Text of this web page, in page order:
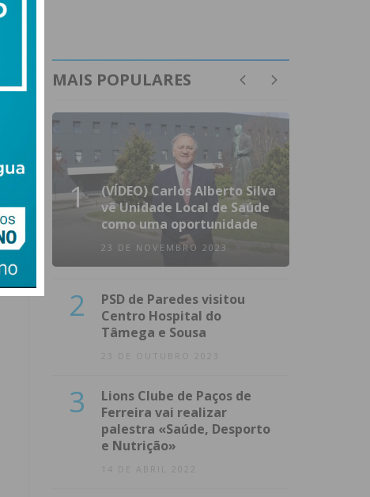
MAIS POPULARES
1
(VÍDEO) Carlos Alberto Silva
vê Unidade Local de Saúde
como uma oportunidade
23 DE NOVEMBRO 2023
2
PSD de Paredes visitou
Centro Hospital do
Tâmega e Sousa
23 DE OUTUBRO 2023
3
Lions Clube de Paços de
Ferreira vai realizar
palestra «Saúde, Desporto
e Nutrição»
14 DE ABRIL 2022